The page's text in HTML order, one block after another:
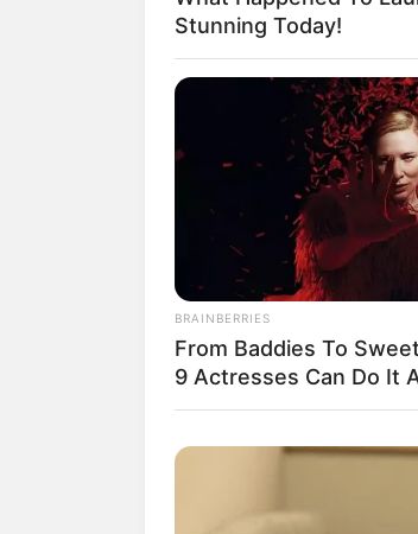
Stunning Today!
BRAINBERRIES
From Baddies To
9 Actresses Can Do It